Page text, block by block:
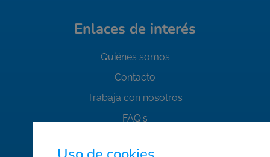
Enlaces de interés
Quiénes somos
Contacto
Trabaja con nosotros
FAQ's